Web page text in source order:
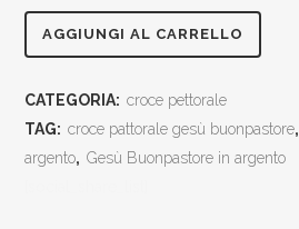
croce
argento
AGGIUNGI AL CARRELLO
CATEGORIA: croce pettorale
TAG: croce pattorale gesù buonpastore,
argento, Gesù Buonpastore in argento